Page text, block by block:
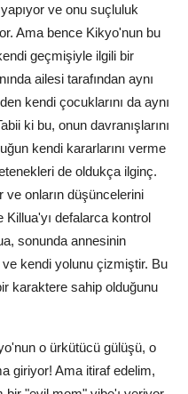
ve onu suçluluk
Ama bence Kikyo'nun bu
geçmişiyle ilgili bir
ailesi tarafından aynı
kendi çocuklarını da aynı
ki bu, onun davranışlarını
kendi kararlarını verme
de oldukça ilginç.
ve onların düşüncelerini
Killua'yı defalarca kontrol
sonunda annesinin
kendi yolunu çizmiştir. Bu
karaktere sahip olduğunu
o ürkütücü gülüşü, o
giriyor! Ama itiraf edelim,